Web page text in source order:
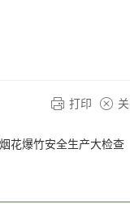
打印
花爆竹安全生产大检查